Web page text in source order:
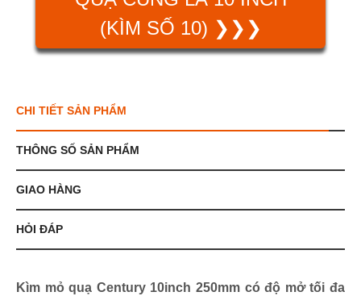
(KÌM SỐ 10) ❯❯❯
CHI TIẾT SẢN PHẨM
THÔNG SỐ SẢN PHẨM
GIAO HÀNG
HỎI ĐÁP
Kìm mỏ quạ Century 10inch 250mm có độ mở tối đa